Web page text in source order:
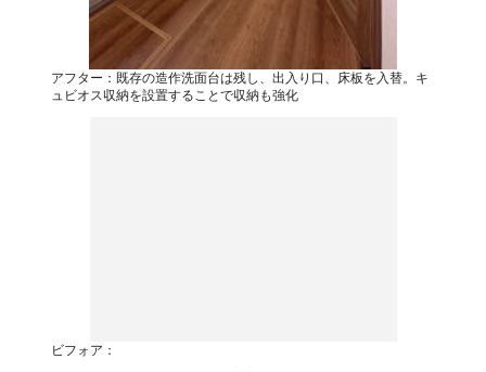
アフター：既存の造作洗面台は残し、出入り口、床板を入替。キ
ュビオス収納を設置することで収納も強化
ビフォア：